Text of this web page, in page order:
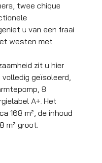
twee chique
u van een fraai
westen met
zit u hier
geïsoleerd,
8
A+. Het
168 m², de inhoud
m² groot.